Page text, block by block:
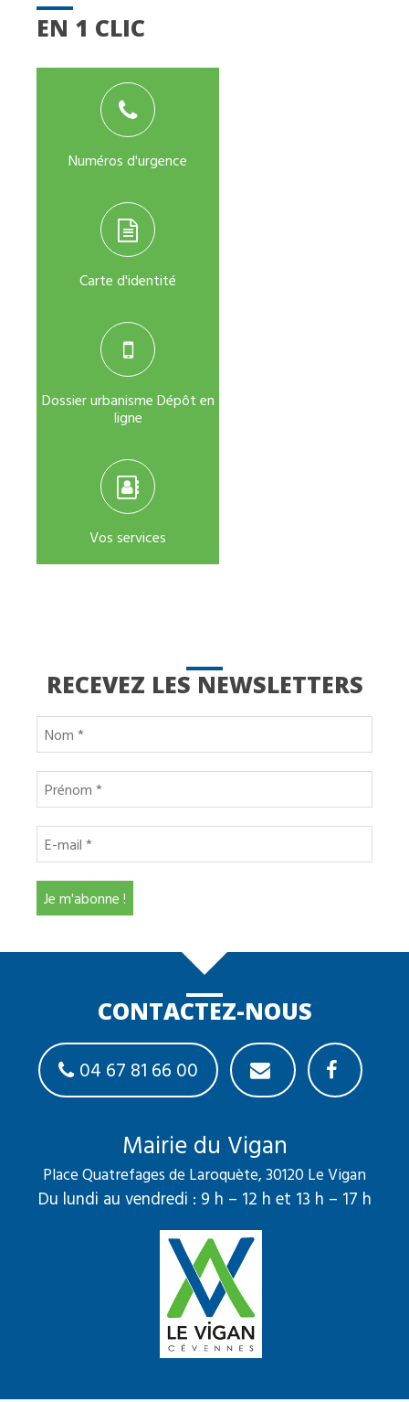
EN 1 CLIC
Numéros d'urgence
Carte d'identité
Dossier urbanisme Dépôt en
ligne
Vos services
RECEVEZ LES NEWSLETTERS
CONTACTEZ-NOUS
04 67 81 66 00
Mairie du Vigan
Place Quatrefages de Laroquète, 30120 Le Vigan
Du lundi au vendredi : 9 h – 12 h et 13 h – 17 h